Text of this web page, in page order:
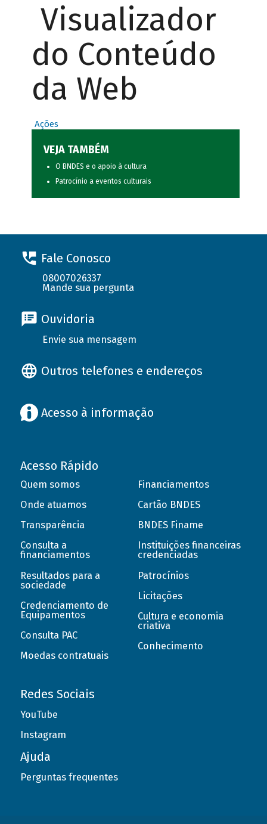
Visualizador
do Conteúdo
da Web
Ações
VEJA TAMBÉM
O BNDES e o apoio à cultura
Patrocínio a eventos culturais
Fale Conosco
08007026337
Mande sua pergunta
Ouvidoria
Envie sua mensagem
Outros telefones e endereços
Acesso à informação
Acesso Rápido
Quem somos
Onde atuamos
Transparência
Consulta a
financiamentos
Resultados para a
sociedade
Credenciamento de
Equipamentos
Consulta PAC
Moedas contratuais
Financiamentos
Cartão BNDES
BNDES Finame
Instituições financeiras
credenciadas
Patrocínios
Licitações
Cultura e economia
criativa
Conhecimento
Redes Sociais
YouTube
Instagram
Ajuda
Perguntas frequentes